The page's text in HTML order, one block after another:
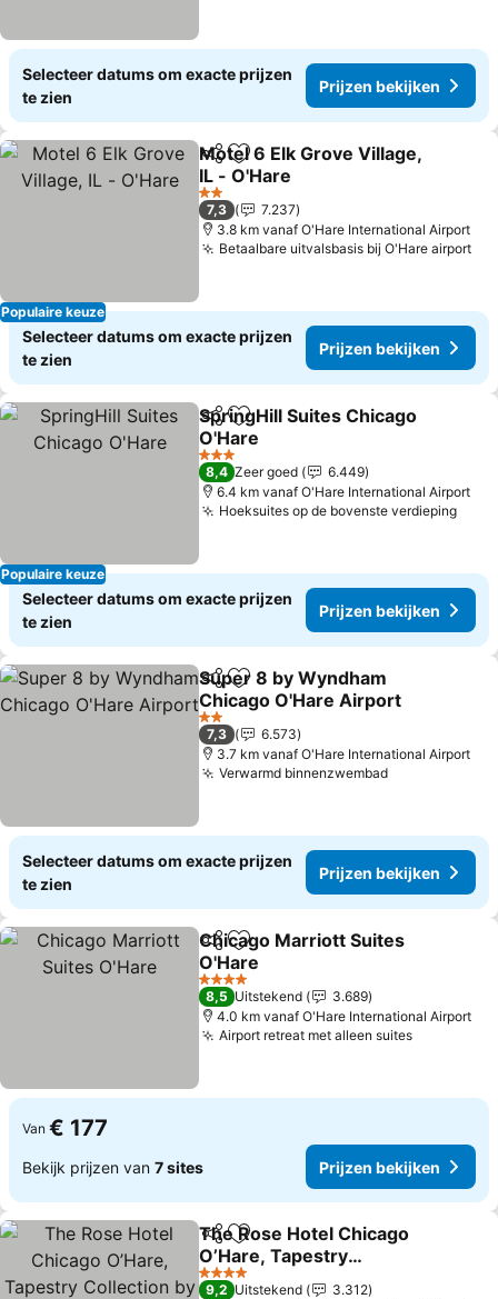
Selecteer datums om exacte prijzen
te zien
Prijzen bekijken
Populaire keuze
DelenToevoegen aan favorieten
Motel 6 Elk Grove Village,
IL - O'Hare
Prijzen bekijken
2 Sterren
7,3
7.237
3.8 km vanaf O'Hare International Airport
Betaalbare uitvalsbasis bij O'Hare airport
Selecteer datums om exacte prijzen
te zien
Prijzen bekijken
Populaire keuze
DelenToevoegen aan favorieten
SpringHill Suites Chicago
O'Hare
Prijzen bekijken
3 Sterren
8,4 Zeer goed
6.449
6.4 km vanaf O'Hare International Airport
Hoeksuites op de bovenste verdieping
Selecteer datums om exacte prijzen
te zien
Prijzen bekijken
DelenToevoegen aan favorieten
Super 8 by Wyndham
Chicago O'Hare Airport
Prijzen bekijken
2 Sterren
7,3
6.573
3.7 km vanaf O'Hare International Airport
Verwarmd binnenzwembadPrijzen
Selecteer datums om exacte prijzen
te zien
Prijzen bekijken
DelenToevoegen aan favorieten
Chicago Marriott Suites
O'Hare
Prijzen bekijken
4 Sterren
8,5 Uitstekend
3.689
4.0 km vanaf O'Hare International Airport
Airport retreat met alleen suitesPrijzen
Van € 177
Bekijk prijzen van 7 sites Prijzen bekijken
DelenToevoegen aan favorieten
The Rose Hotel Chicago
O’Hare, Tapestry
Collection by Hilton
Prijzen bekijken
4 Sterren
9,2 Uitstekend
3.312